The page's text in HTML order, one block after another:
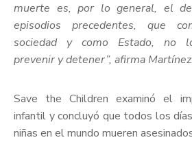
muerte es, por lo general, el
episodios precedentes, que
sociedad y como Estado, no
prevenir y detener”, afirma Martínez.
Save the Children examinó el
infantil y concluyó que todos los
niñas en el mundo mueren